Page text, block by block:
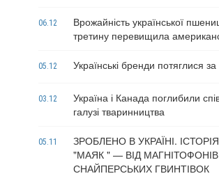
06.12
Врожайність української
третину перевищила
05.12 Українські бренди потяглися
03.12
Україна і Канада поглибили
галузі тваринництва
05.11
ЗРОБЛЕНО В УКРАЇНІ.
"МАЯК " — ВІД
СНАЙПЕРСЬКИХ ГВИНТІВОК